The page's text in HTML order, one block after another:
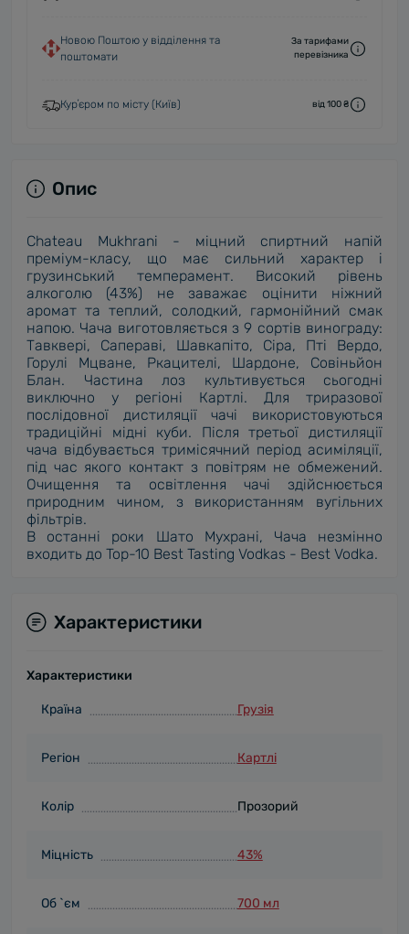
Новою Поштою у відділення та
поштомати
За тарифами
перевізника
Курʼєром по місту (Київ) від 100 ₴
Опис
Chateau Mukhrani - міцний спиртний напій
преміум-класу, що має сильний характер і
грузинський темперамент. Високий рівень
алкоголю (43%) не заважає оцінити ніжний
аромат та теплий, солодкий, гармонійний смак
напою. Чача виготовляється з 9 сортів винограду:
Тавквері, Сапераві, Шавкапіто, Сіра, Пті Вердо,
Горулі Мцване, Ркацителі, Шардоне, Совіньйон
Блан. Частина лоз культивується сьогодні
виключно у регіоні Картлі. Для триразової
послідовної дистиляції чачі використовуються
традиційні мідні куби. Після третьої дистиляції
чача відбувається тримісячний період асиміляції,
під час якого контакт з повітрям не обмежений.
Очищення та освітлення чачі здійснюється
природним чином, з використанням вугільних
фільтрів.
В останні роки Шато Мухрані, Чача незмінно
входить до Top-10 Best Tasting Vodkas - Best Vodka.
Характеристики
Характеристики
Країна Грузія
Регіон Картлі
Колір Прозорий
Міцність 43%
Об `єм 700 мл